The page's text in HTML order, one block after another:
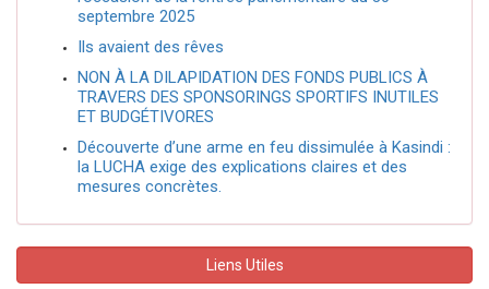
septembre 2025
Ils avaient des rêves
NON À LA DILAPIDATION DES FONDS PUBLICS À
TRAVERS DES SPONSORINGS SPORTIFS INUTILES
ET BUDGÉTIVORES
Découverte d’une arme en feu dissimulée à Kasindi :
la LUCHA exige des explications claires et des
mesures concrètes.
Liens Utiles